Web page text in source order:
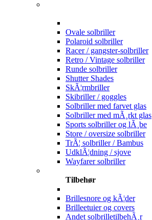
Ovale solbriller
Polaroid solbriller
Racer / gangster-solbriller
Retro / Vintage solbriller
Runde solbriller
Shutter Shades
SkÃ¦rmbriller
Skibriller / goggles
Solbriller med farvet glas
Solbriller med mÃ¸rkt glas
Sports solbriller og lÃ¸be
Store / oversize solbriller
TrÃ¦ solbriller / Bambus
UdklÃ¦dning / sjove
Wayfarer solbriller
Tilbehør
Brillesnore og kÃ¦der
Brilleetuier og covers
Andet solbrilletilbehÃ¸r